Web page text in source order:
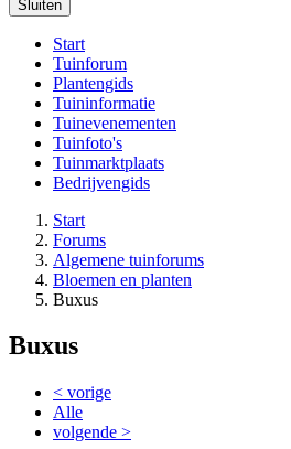
Sluiten
Start
Tuinforum
Plantengids
Tuininformatie
Tuinevenementen
Tuinfoto's
Tuinmarktplaats
Bedrijvengids
Start
Forums
Algemene tuinforums
Bloemen en planten
Buxus
Buxus
< vorige
Alle
volgende >